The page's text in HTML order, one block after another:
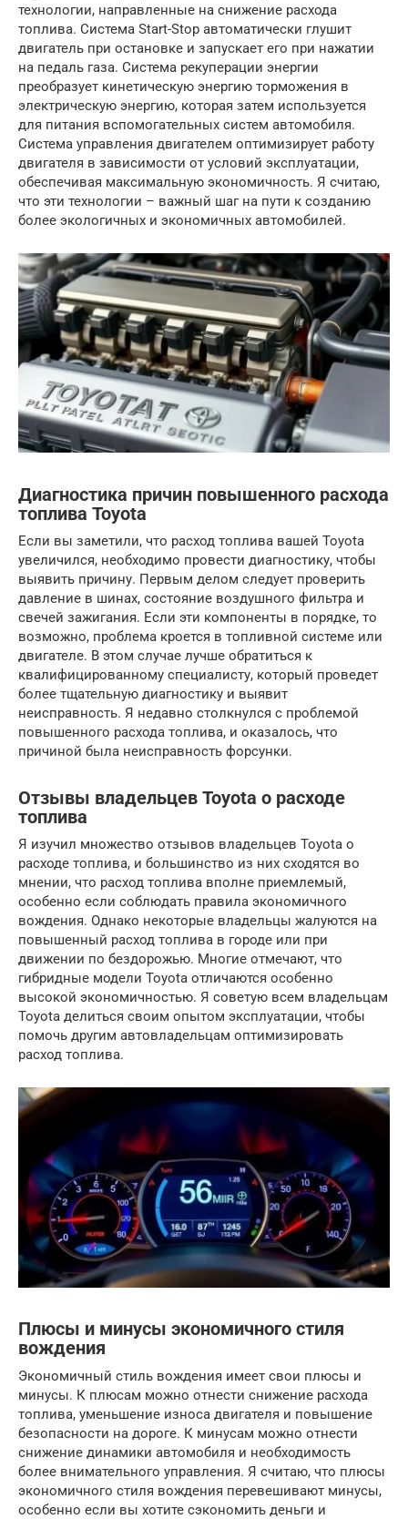
технологии, направленные на снижение расхода
топлива. Система Start-Stop автоматически глушит
двигатель при остановке и запускает его при нажатии
на педаль газа. Система рекуперации энергии
преобразует кинетическую энергию торможения в
электрическую энергию, которая затем используется
для питания вспомогательных систем автомобиля.
Система управления двигателем оптимизирует работу
двигателя в зависимости от условий эксплуатации,
обеспечивая максимальную экономичность. Я считаю,
что эти технологии – важный шаг на пути к созданию
более экологичных и экономичных автомобилей.
Диагностика причин повышенного расхода
топлива Toyota
Если вы заметили, что расход топлива вашей Toyota
увеличился, необходимо провести диагностику, чтобы
выявить причину. Первым делом следует проверить
давление в шинах, состояние воздушного фильтра и
свечей зажигания. Если эти компоненты в порядке, то
возможно, проблема кроется в топливной системе или
двигателе. В этом случае лучше обратиться к
квалифицированному специалисту, который проведет
более тщательную диагностику и выявит
неисправность. Я недавно столкнулся с проблемой
повышенного расхода топлива, и оказалось, что
причиной была неисправность форсунки.
Отзывы владельцев Toyota о расходе
топлива
Я изучил множество отзывов владельцев Toyota о
расходе топлива, и большинство из них сходятся во
мнении, что расход топлива вполне приемлемый,
особенно если соблюдать правила экономичного
вождения. Однако некоторые владельцы жалуются на
повышенный расход топлива в городе или при
движении по бездорожью. Многие отмечают, что
гибридные модели Toyota отличаются особенно
высокой экономичностью. Я советую всем владельцам
Toyota делиться своим опытом эксплуатации, чтобы
помочь другим автовладельцам оптимизировать
расход топлива.
Плюсы и минусы экономичного стиля
вождения
Экономичный стиль вождения имеет свои плюсы и
минусы. К плюсам можно отнести снижение расхода
топлива, уменьшение износа двигателя и повышение
безопасности на дороге. К минусам можно отнести
снижение динамики автомобиля и необходимость
более внимательного управления. Я считаю, что плюсы
экономичного стиля вождения перевешивают минусы,
особенно если вы хотите сэкономить деньги и